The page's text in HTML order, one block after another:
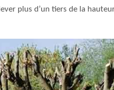
plus d’un tiers de la